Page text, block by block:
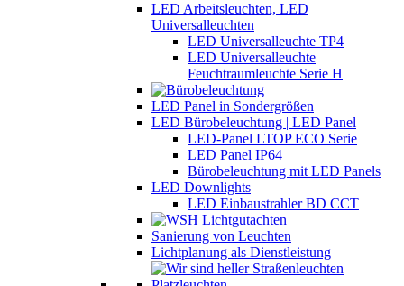
LED Arbeitsleuchten, LED
Universalleuchten
LED Universalleuchte TP4
LED Universalleuchte
Feuchtraumleuchte Serie H
LED Panel in Sondergrößen
LED Bürobeleuchtung | LED Panel
LED-Panel LTOP ECO Serie
LED Panel IP64
Bürobeleuchtung mit LED Panels
LED Downlights
LED Einbaustrahler BD CCT
Sanierung von Leuchten
Lichtplanung als Dienstleistung